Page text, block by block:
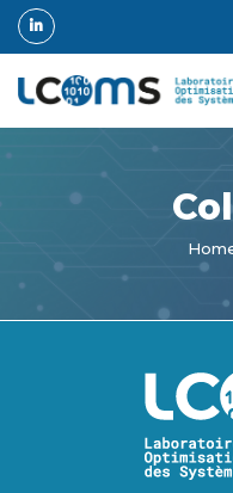
Skip
to
main
content